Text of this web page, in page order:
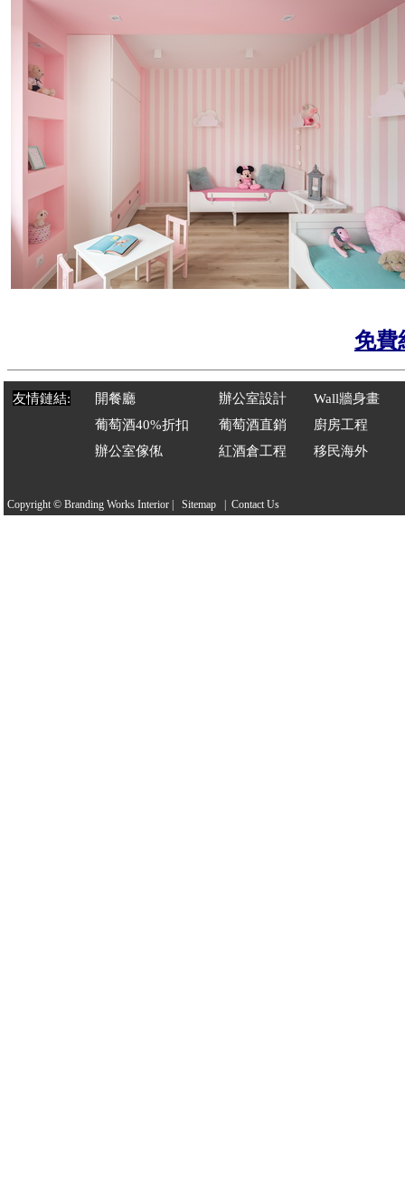
免費
友情鏈結: 開餐廳 辦公室設計 Wall牆身畫
葡萄酒40%折扣
葡萄酒直銷
廚房工程
辦公室傢俬
紅酒倉工程 移民海外
Copyright © Branding Works Interior Sitemap Contact Us